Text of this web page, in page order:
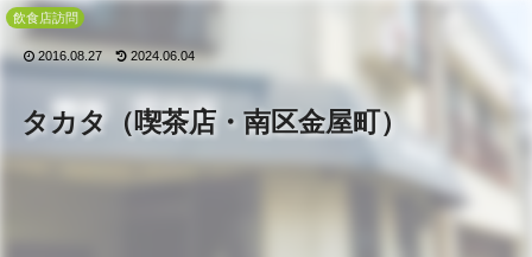
タカタ（喫茶店・南区金屋町）
飲食店訪問
2016.08.27 2024.06.04